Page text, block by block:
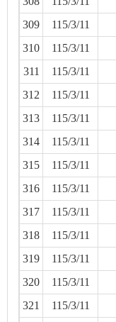
309
115/3/11
310
115/3/11
311
115/3/11
312
115/3/11
313
115/3/11
314
115/3/11
315
115/3/11
316
115/3/11
317
115/3/11
318
115/3/11
319
115/3/11
320
115/3/11
321
115/3/11